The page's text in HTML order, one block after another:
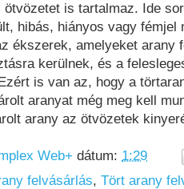
ötvözetet is tartalmaz. Ide
hibás, hiányos vagy fémjel
ékszerek, amelyeket arany
kerülnek, és a
is van az, hogy a
aranyat még meg kell
arany az ötvözetek
Web+ dátum: 1:29
felvásárlás, Tört arany